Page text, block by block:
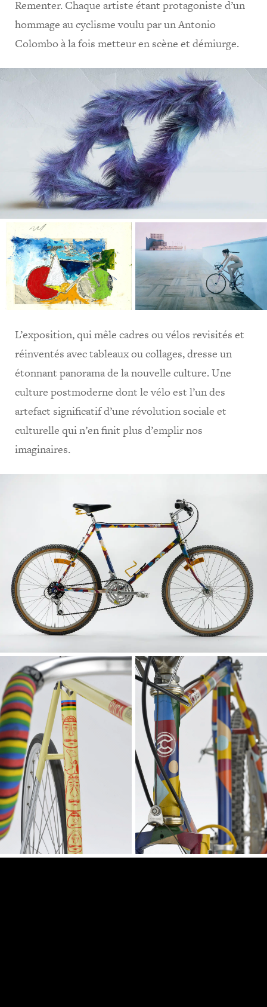
Rementer. Chaque artiste étant protagoniste d’un
hommage au cyclisme voulu par un Antonio
Colombo à la fois metteur en scène et démiurge.
L’exposition, qui mêle cadres ou vélos revisités et
réinventés avec tableaux ou collages, dresse un
étonnant panorama de la nouvelle culture. Une
culture postmoderne dont le vélo est l’un des
artefact significatif d’une révolution sociale et
culturelle qui n’en finit plus d’emplir nos
imaginaires.